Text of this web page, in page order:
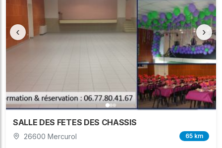
‹ ›
SALLE DES FETES DES CHASSIS
26600 Mercurol 65 km